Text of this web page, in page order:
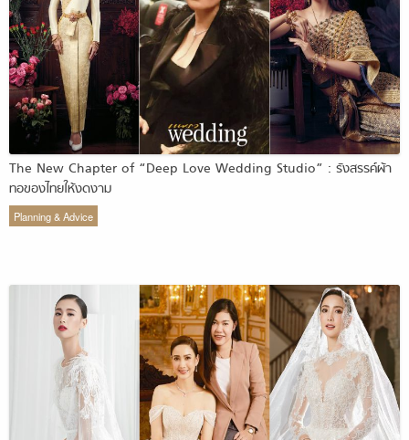
The New Chapter of “Deep Love Wedding Studio” : รังสรรค์ผ้า
ทอของไทยให้งดงาม
Planning & Advice